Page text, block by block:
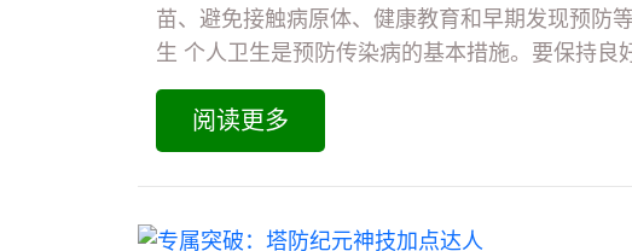
苗、避免接触病原体、健康教育和早期发现预防
生 个人卫生是预防传染病的基本措施。要保持良
阅读更多